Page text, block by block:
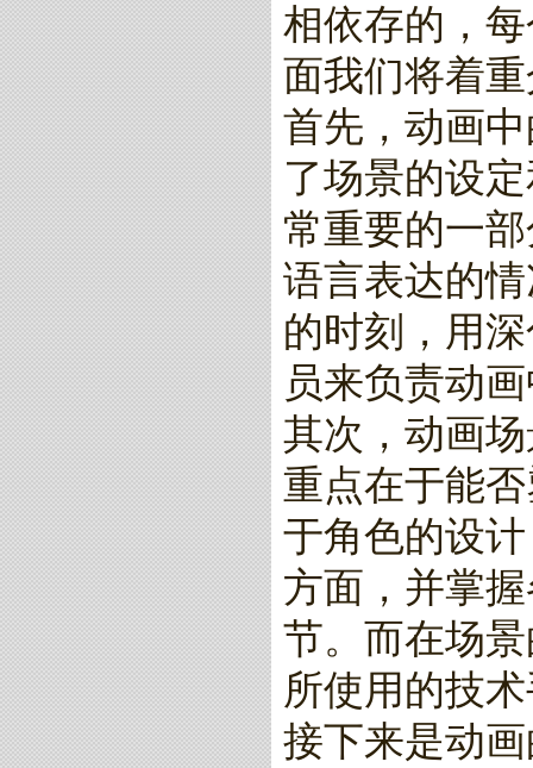
相依存的，
面我们将着
首先，动画
了场景的设
常重要的一
语言表达的
的时刻，用
员来负责动
其次，动画
重点在于能
于角色的设
方面，并掌
节。而在场
所使用的技
接下来是动